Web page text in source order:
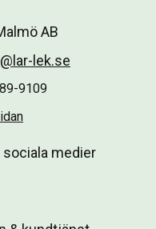
AB
lek.se
9109
sociala medier